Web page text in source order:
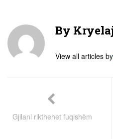
By
View all articles by
Gjilani rikthehet fuqishëm